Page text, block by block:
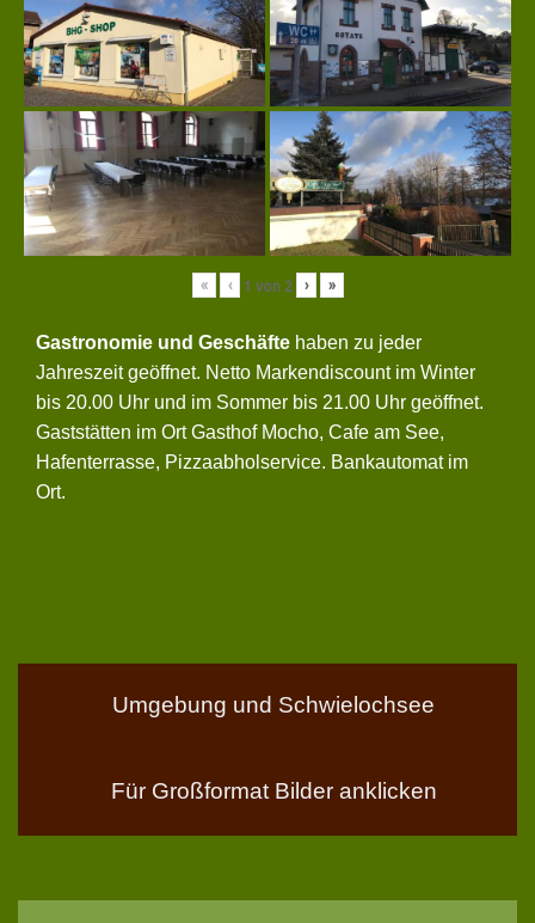
« ‹ 1 von 2 › »
Gastronomie und Geschäfte haben zu jeder
Jahreszeit geöffnet. Netto Markendiscount im Winter
bis 20.00 Uhr und im Sommer bis 21.00 Uhr geöffnet.
Gaststätten im Ort Gasthof Mocho, Cafe am See,
Hafenterrasse, Pizzaabholservice. Bankautomat im
Ort.
Umgebung und Schwielochsee
Für Großformat Bilder anklicken